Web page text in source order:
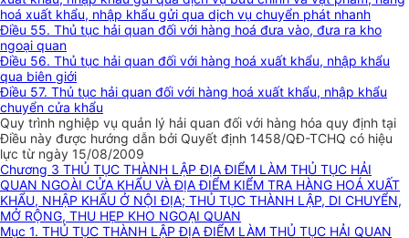
hoá xuất khẩu, nhập khẩu gửi qua dịch vụ chuyển phát nhanh
Điều 55. Thủ tục hải quan đối với hàng hoá đưa vào, đưa ra kho
ngoại quan
Điều 56. Thủ tục hải quan đối với hàng hoá xuất khẩu, nhập khẩu
qua biên giới
Điều 57. Thủ tục hải quan đối với hàng hoá xuất khẩu, nhập khẩu
chuyển cửa khẩu
Quy trình nghiệp vụ quản lý hải quan đối với hàng hóa quy định tại
Điều này được hướng dẫn bởi Quyết định 1458/QĐ-TCHQ có hiệu
lực từ ngày 15/08/2009
Chương 3 THỦ TỤC THÀNH LẬP ĐỊA ĐIỂM LÀM THỦ TỤC HẢI
QUAN NGOÀI CỬA KHẨU VÀ ĐỊA ĐIỂM KIỂM TRA HÀNG HOÁ XUẤT
KHẨU, NHẬP KHẨU Ở NỘI ĐỊA; THỦ TỤC THÀNH LẬP, DI CHUYỂN,
MỞ RỘNG, THU HẸP KHO NGOẠI QUAN
Mục 1. THỦ TỤC THÀNH LẬP ĐỊA ĐIỂM LÀM THỦ TỤC HẢI QUAN